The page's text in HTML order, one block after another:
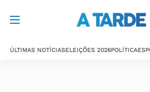
ÚLTIMAS NOTÍCIASELEIÇÕES 2026POLÍTICA